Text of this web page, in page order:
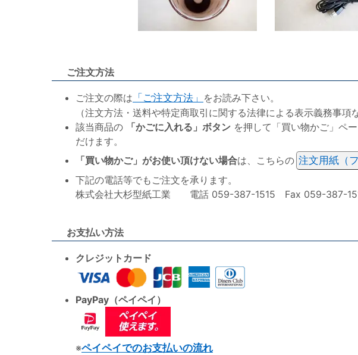
ご注文方法
ご注文の際は 「ご注文方法」 をお読み下さい。
（注文方法・送料や特定商取引に関する法律による表示義務事項
該当商品の
「かごに入れる」ボタン を押して「買い物かご」ペ
だけます。
「買い物かご」がお使い頂けない場合は、こちらの 注文用紙（
下記の電話等でもご注文を承ります。
株式会社大杉型紙工業 電話 059-387-1515 Fax 059-387-
お支払い方法
クレジットカード
PayPay（ペイペイ）
※ペイペイでのお支払いの流れ